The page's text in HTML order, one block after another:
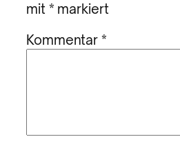
mit * markiert
Kommentar*